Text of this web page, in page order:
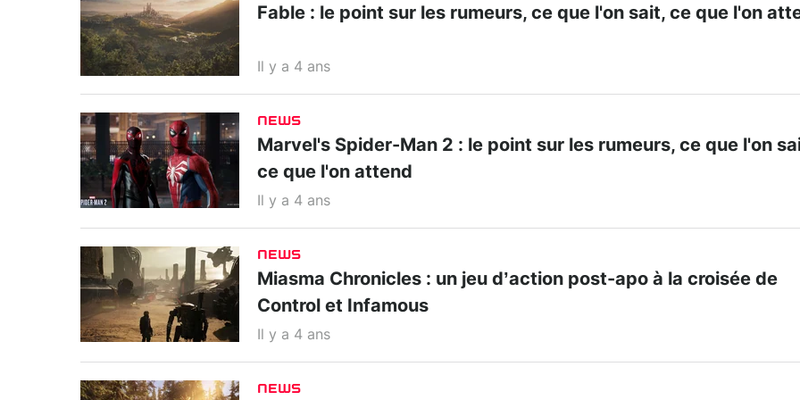
Fable : le point sur les rumeurs, ce que l'on sait, ce que l'on
Il y a 4 ans
NEWS
Marvel's Spider-Man 2 : le point sur les rumeurs, ce que l'on
ce que l'on attend
Il y a 4 ans
NEWS
Miasma Chronicles : un jeu d’action post-apo à la croisée de
Control et Infamous
Il y a 4 ans
NEWS